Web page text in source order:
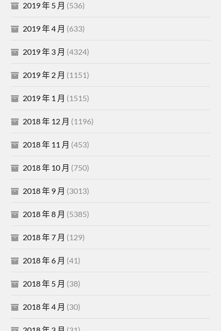
2019 年 5 月 (536)
2019 年 4 月 (633)
2019 年 3 月 (4324)
2019 年 2 月 (1151)
2019 年 1 月 (1515)
2018 年 12 月 (1196)
2018 年 11 月 (453)
2018 年 10 月 (750)
2018 年 9 月 (3013)
2018 年 8 月 (5385)
2018 年 7 月 (129)
2018 年 6 月 (41)
2018 年 5 月 (38)
2018 年 4 月 (30)